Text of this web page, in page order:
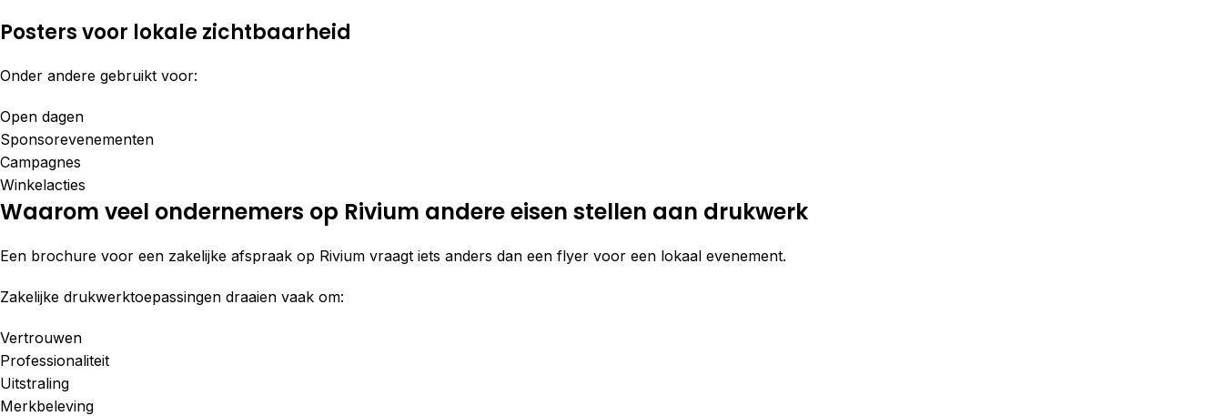
Posters voor lokale zichtbaarheid
Onder andere gebruikt voor:
Open dagen
Sponsorevenementen
Campagnes
Winkelacties
Waarom veel ondernemers op Rivium andere eisen stellen aan drukwerk
Een brochure voor een zakelijke afspraak op Rivium vraagt iets anders dan een flyer voor een lokaal evenement.
Zakelijke drukwerktoepassingen draaien vaak om:
Vertrouwen
Professionaliteit
Uitstraling
Merkbeleving